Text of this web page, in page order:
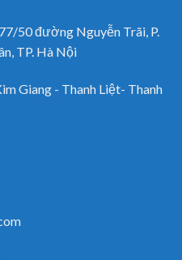
đường Nguyễn Trãi, P.
TP. Hà Nội
Giang - Thanh Liệt- Thanh